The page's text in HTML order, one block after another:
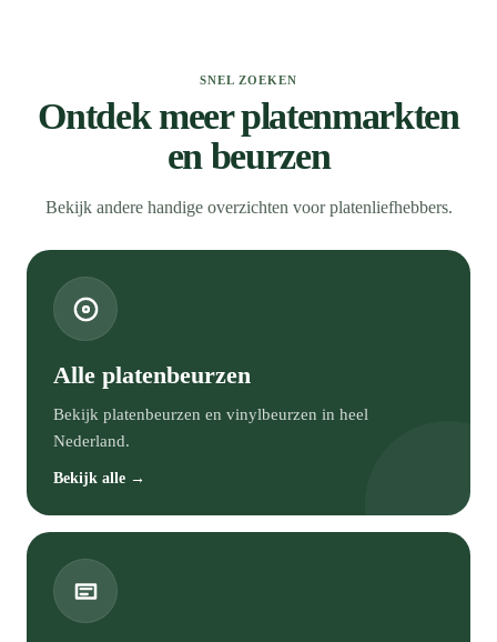
SNEL ZOEKEN
Ontdek meer platenmarkten
en beurzen
Bekijk andere handige overzichten voor platenliefhebbers.
Alle platenbeurzen
Bekijk platenbeurzen en vinylbeurzen in heel
Nederland.
Bekijk alle →